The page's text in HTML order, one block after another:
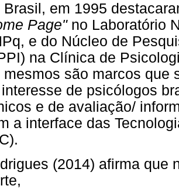
Brasil, em 1995
Page"no Laboratório
e do Núcleo de
na Clínica de
mesmos são marcos que
de psicólogos
e de avaliação/
a interface das
(2014) afirma que